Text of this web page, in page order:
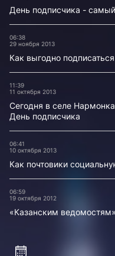
День подписчика -
06:38
29 ноября 2013
Как выгодно
11:39
11 октября 2013
Сегодня в селе
День подписчика
06:41
10 октября 2013
Как почтовики
06:59
19 октября 2012
«Казанским